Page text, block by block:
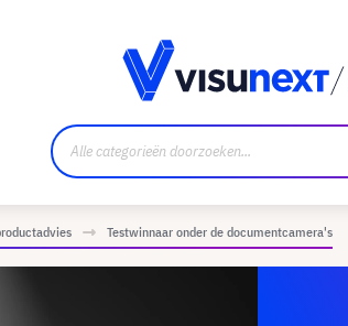
Testwinnaar onder de documentcamera's